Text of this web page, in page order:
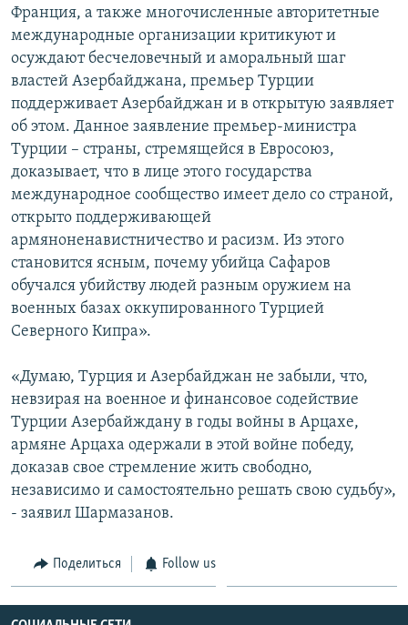
Франция, а также многочисленные авторитетные
международные организации критикуют и
осуждают бесчеловечный и аморальный шаг
властей Азербайджана, премьер Турции
поддерживает Азербайджан и в открытую заявляет
об этом. Данное заявление премьер-министра
Турции – страны, стремящейся в Евросоюз,
доказывает, что в лице этого государства
международное сообщество имеет дело со страной,
открыто поддерживающей
армяноненавистничество и расизм. Из этого
становится ясным, почему убийца Сафаров
обучался убийству людей разным оружием на
военных базах оккупированного Турцией
Северного Кипра».
«Думаю, Турция и Азербайджан не забыли, что,
невзирая на военное и финансовое содействие
Турции Азербайждану в годы войны в Арцахе,
армяне Арцаха одержали в этой войне победу,
доказав свое стремление жить свободно,
независимо и самостоятельно решать свою судьбу»,
- заявил Шармазанов.
Поделиться Follow us